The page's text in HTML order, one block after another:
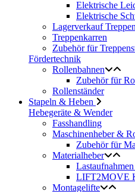
Elektrische
Elektrische
Lagerverkauf
Treppenkarren
Zubehör für
Fördertechnik
Rollenbahnen
Zubehör für
Rollenständer
Stapeln & Heben
Hebegeräte & Wender
Fasshandling
Maschinenheber &
Zubehör für
Materialheber
LIFT2MOVE
Montagelifte